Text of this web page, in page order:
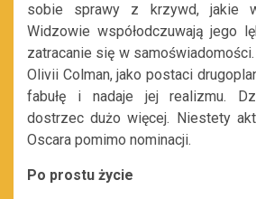
sobie sprawy z krzywd, jakie
Widzowie współodczuwają jego
zatracanie się w
Olivii Colman, jako postaci
fabułę i nadaje jej realizmu.
dostrzec dużo więcej. Niestety
Oscara pomimo nominacji.
Po prostu życie